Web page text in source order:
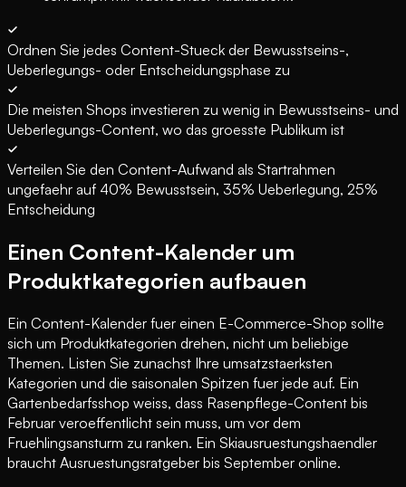
Ordnen Sie jedes Content-Stueck der Bewusstseins-,
Ueberlegungs- oder Entscheidungsphase zu
Die meisten Shops investieren zu wenig in Bewusstseins- und
Ueberlegungs-Content, wo das groesste Publikum ist
Verteilen Sie den Content-Aufwand als Startrahmen
ungefaehr auf 40% Bewusstsein, 35% Ueberlegung, 25%
Entscheidung
Einen Content-Kalender um
Produktkategorien aufbauen
Ein Content-Kalender fuer einen E-Commerce-Shop sollte
sich um Produktkategorien drehen, nicht um beliebige
Themen. Listen Sie zunachst Ihre umsatzstaerksten
Kategorien und die saisonalen Spitzen fuer jede auf. Ein
Gartenbedarfsshop weiss, dass Rasenpflege-Content bis
Februar veroeffentlicht sein muss, um vor dem
Fruehlingsansturm zu ranken. Ein Skiausruestungshaendler
braucht Ausruestungsratgeber bis September online.